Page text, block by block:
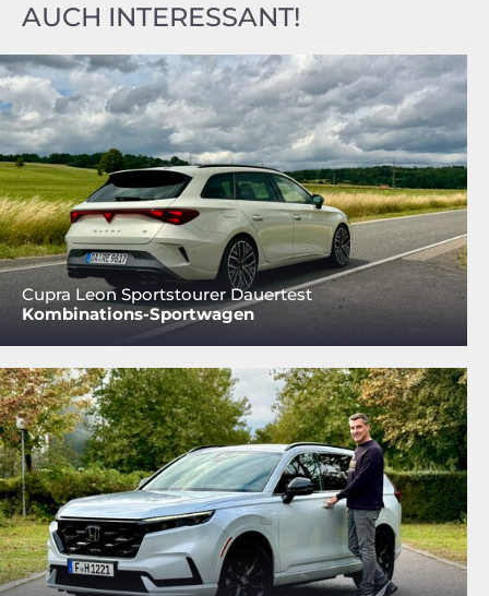
AUCH INTERESSANT!
Cupra Leon Sportstourer Dauertest
Kombinations-Sportwagen